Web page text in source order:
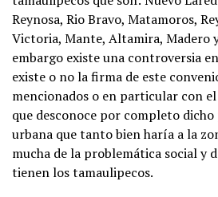
Reynosa, Rio Bravo, Matamoros,
Victoria, Mante, Altamira, Madero
embargo existe una controversia
existe o no la firma de este
mencionados o en particular con
que desconoce por completo
urbana que tanto bien haría a la
mucha de la problemática social y
tienen los tamaulipecos.